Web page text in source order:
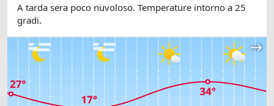
A tarda sera poco nuvoloso. Temperature intorno a 25
gradi.